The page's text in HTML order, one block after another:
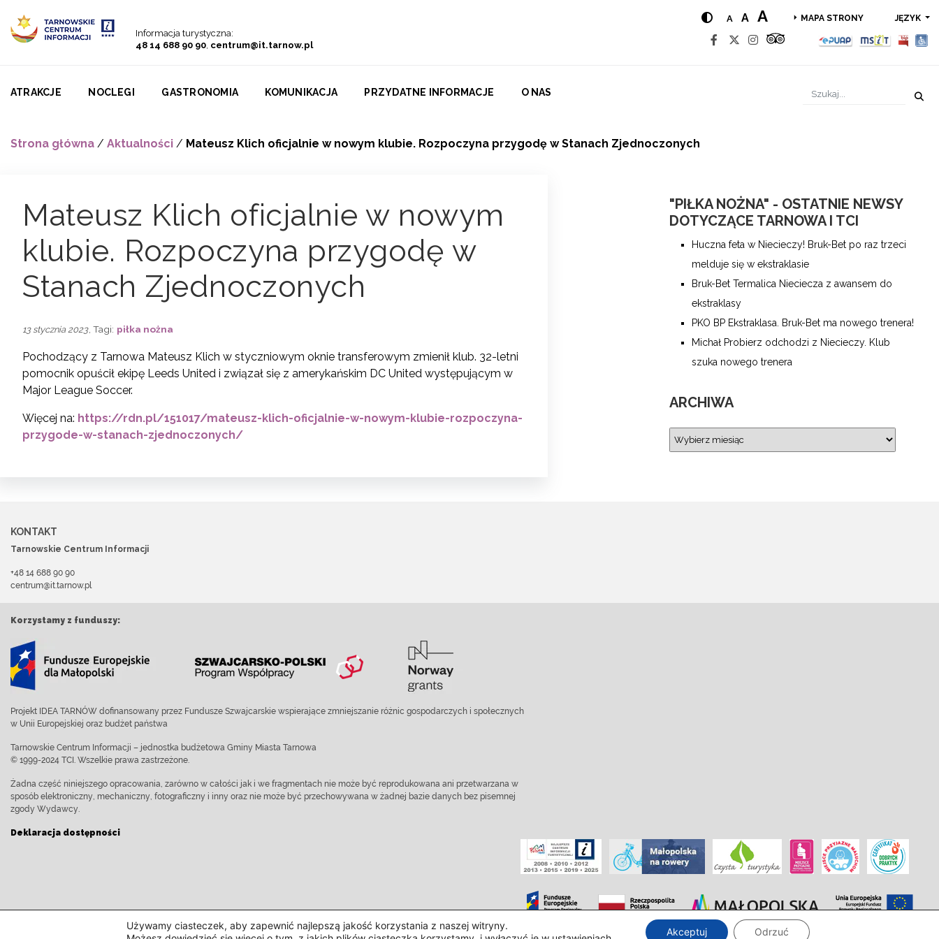
Informacja turystyczna:
48 14 688 90 90, centrum@it.tarnow.pl
A A A MAPA STRONY JĘZYK
ATRAKCJE NOCLEGI GASTRONOMIA KOMUNIKACJA PRZYDATNE INFORMACJE O NAS
Strona główna / Aktualności / Mateusz Klich oficjalnie w nowym klubie. Rozpoczyna przygodę w Stanach Zjednoczonych
Mateusz Klich oficjalnie w nowym
klubie. Rozpoczyna przygodę w
Stanach Zjednoczonych
13 stycznia 2023 , Tagi: piłka nożna
Pochodzący z Tarnowa Mateusz Klich w styczniowym oknie transferowym zmienił klub. 32-letni
pomocnik opuścił ekipę Leeds United i związał się z amerykańskim DC United występującym w
Major League Soccer.
Więcej na: https://rdn.pl/151017/mateusz-klich-oficjalnie-w-nowym-klubie-rozpoczyna-
przygode-w-stanach-zjednoczonych/
"PIŁKA NOŻNA" - OSTATNIE NEWSY
DOTYCZĄCE TARNOWA I TCI
Huczna feta w Niecieczy! Bruk-Bet po raz trzeci
melduje się w ekstraklasie
Bruk-Bet Termalica Nieciecza z awansem do
ekstraklasy
PKO BP Ekstraklasa. Bruk-Bet ma nowego trenera!
Michał Probierz odchodzi z Niecieczy. Klub
szuka nowego trenera
ARCHIWA
KONTAKT
Tarnowskie Centrum Informacji
+48 14 688 90 90
centrum@it.tarnow.pl
Korzystamy z funduszy:
Projekt IDEA TARNÓW dofinansowany przez Fundusze Szwajcarskie wspierające zmniejszanie różnic gospodarczych i społecznych
w Unii Europejskiej oraz budżet państwa
Tarnowskie Centrum Informacji – jednostka budżetowa Gminy Miasta Tarnowa
© 1999-2024 TCI. Wszelkie prawa zastrzeżone.
Żadna część niniejszego opracowania, zarówno w całości jak i we fragmentach nie może być reprodukowana ani przetwarzana w
sposób elektroniczny, mechaniczny, fotograficzny i inny oraz nie może być przechowywana w żadnej bazie danych bez pisemnej
zgody Wydawcy.
Deklaracja dostępności
Zaprojektowanie i wdrożenie:
Używamy ciasteczek, aby zapewnić najlepszą jakość korzystania z naszej witryny.
Akceptuj Odrzuć